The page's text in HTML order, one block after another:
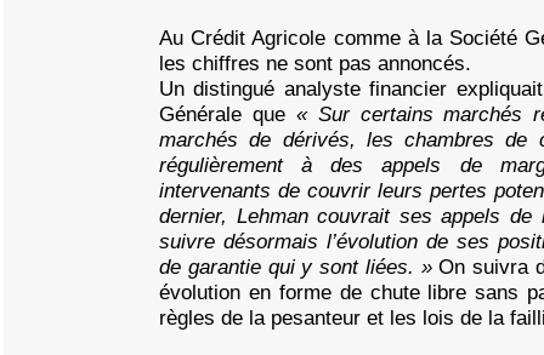
Au Crédit Agricole comme à la Société
les chiffres ne sont pas annoncés.
Un distingué analyste financier
Générale que « Sur certains marchés
marchés de dérivés, les chambres de
régulièrement à des appels de
intervenants de couvrir leurs pertes
dernier, Lehman couvrait ses appels
suivre désormais l’évolution de ses
de garantie qui y sont liées. »On suivra
évolution en forme de chute libre sans
règles de la pesanteur et les lois de la